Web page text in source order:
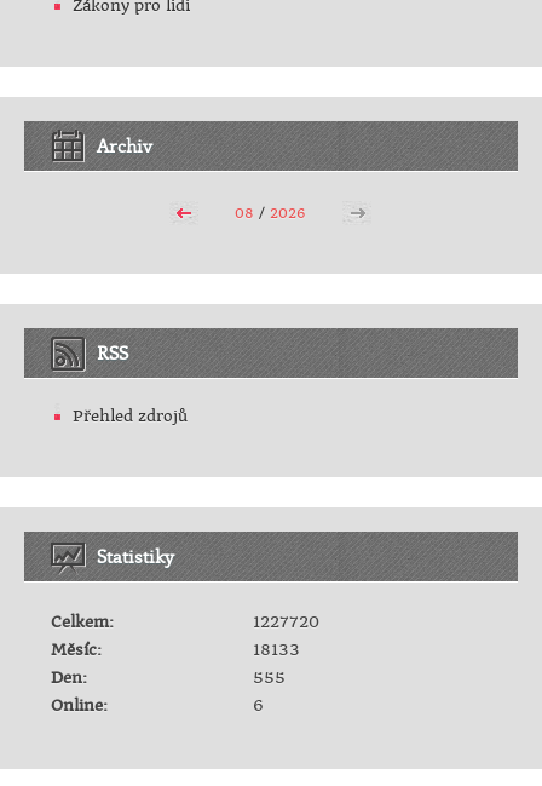
Zákony pro lidi
Archiv
08 /2026
RSS
Přehled zdrojů
Statistiky
Online: 6
Celkem:
1227720
Měsíc:
18133
Den:
555